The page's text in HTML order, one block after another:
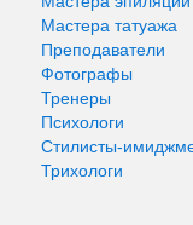
Мастера татуажа
Преподаватели
Фотографы
Тренеры
Психологи
Стилисты-
Трихологи